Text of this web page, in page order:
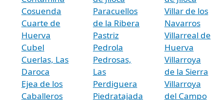
Cosuenda
Cuarte de
Huerva
Cubel
Cuerlas, Las
Daroca
Ejea de los
Caballeros
Paracuellos
de la Ribera
Pastriz
Pedrola
Pedrosas,
Las
Perdiguera
Piedratajada
Villar de los
Navarros
Villarreal de
Huerva
Villarroya
de la Sierra
Villarroya
del Campo